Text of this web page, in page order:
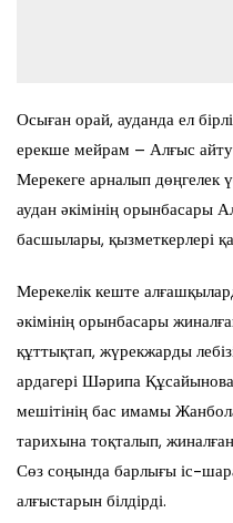
Осыған орай, ауданда ел
ерекше мейрам – Алғыс айту
Мерекеге арналып дөңгелек
аудан әкімінің орынбасары
басшылары, қызметкерлері
Мерекелік кеште
әкімінің орынбасары
құттықтап, жүрекжарды
ардагері Шәрипа
мешітінің бас имамы
тарихына тоқталып,
Сөз соңында барлығы іс-
алғыстарын білдірді.